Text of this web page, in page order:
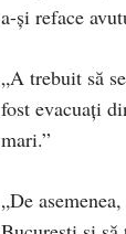
a-şi reface
„A trebuit să
fost evacuaţi
mari.”
„De